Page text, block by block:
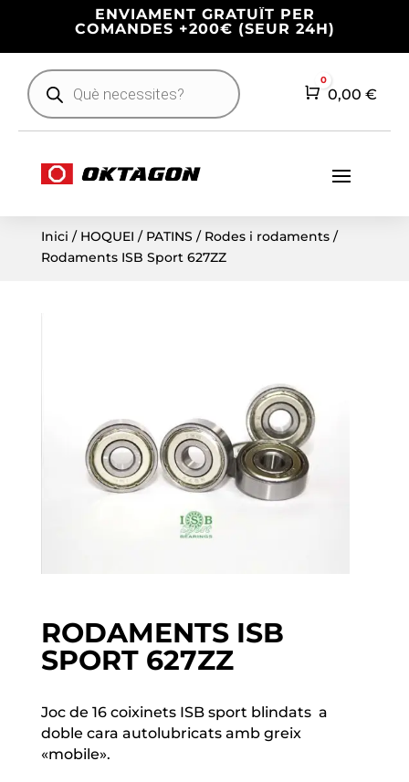
ENVIAMENT GRATUÏT PER
COMANDES +200€ (SEUR 24H)
Products
search Cart
0
0,00 €
Inici / HOQUEI / PATINS / Rodes i rodaments/
Rodaments ISB Sport 627ZZ
RODAMENTS ISB
SPORT 627ZZ
Joc de 16 coixinets ISB sport blindats a
doble cara autolubricats amb greix
«mobile».